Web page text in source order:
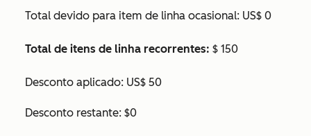
Total devido para item de linha ocasional: US$ 0
Total de itens de linha recorrentes: $ 150
Desconto aplicado: US$ 50
Desconto restante: $0